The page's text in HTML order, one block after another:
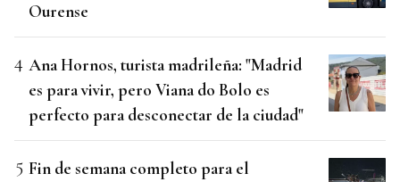
Ourense
Ana Hornos, turista madrileña: "Madrid
es para vivir, pero Viana do Bolo es
perfecto para desconectar de la ciudad"
Fin de semana completo para el